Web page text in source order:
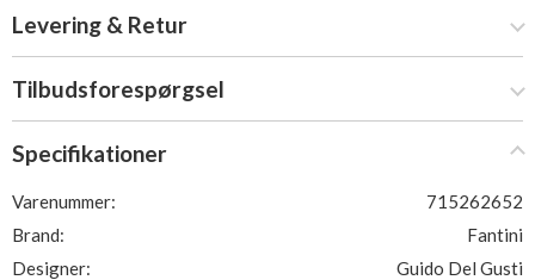
Levering & Retur
Tilbudsforespørgsel
Specifikationer
Varenummer:
715262652
Brand:
Fantini
Designer:
Guido Del Gusti